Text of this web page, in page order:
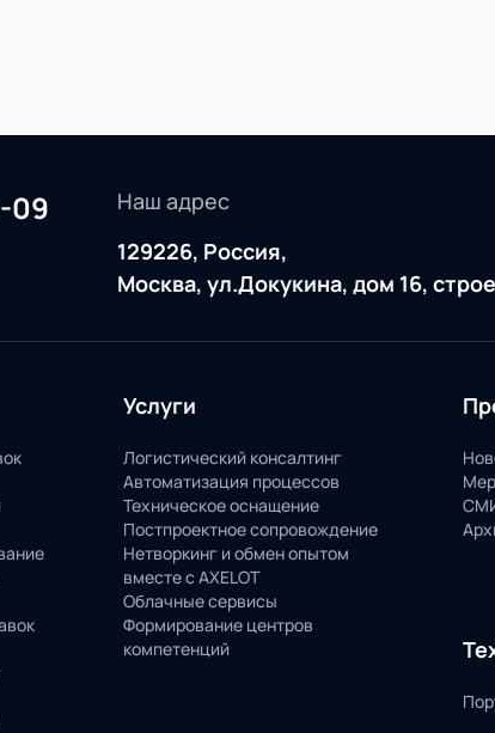
09
Наш адрес
129226, Россия,
Москва, ул.Докукина, дом 16,
Услуги
Логистический консалтинг
Автоматизация процессов
Техническое оснащение
Постпроектное сопровождение
Нетворкинг и обмен опытом
вместе с AXELOT
Облачные сервисы
Формирование центров
компетенций